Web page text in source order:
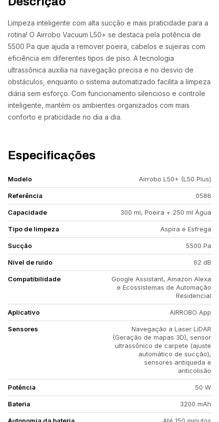
Limpeza inteligente com alta sucção e mais praticidade para a
rotina! O Airrobo Vacuum L50+ se destaca pela potência de
5500 Pa que ajuda a remover poeira, cabelos e sujeiras com
eficiência em diferentes tipos de piso. A tecnologia
ultrassônica auxilia na navegação precisa e no desvio de
obstáculos, enquanto o sistema automatizado facilita a limpeza
diária sem esforço. Com funcionamento silencioso e controle
inteligente, mantém os ambientes organizados com mais
conforto e praticidade no dia a dia.
Especificações
Modelo Airrobo L50+ (L50 Plus)
Referência 0586
Capacidade 300 ml, Poeira + 250 ml Água
Tipo de limpeza Aspira e Esfrega
Sucção 5500 Pa
Nível de ruído 62 dB
Compatibilidade
Google Assistant, Amazon Alexa
e Ecossistemas de Automação
Residencial
Aplicativo AIRROBO App
Sensores
Navegação a Laser LiDAR
(Geração de mapas 3D), sensor
ultrassônico de carpete (ajuste
automático de sucção),
sensores antiqueda e
anticolisão
Potência 50 W
Bateria 3200 mAh